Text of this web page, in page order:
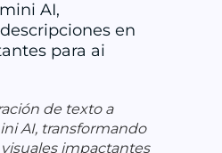
de texto a
AI, transformando
impactantes